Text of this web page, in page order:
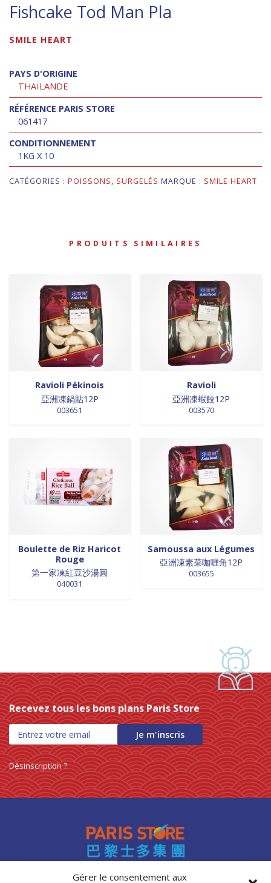
Gérer le consentement aux
Fishcake Tod Man Pla
SMILE HEART
PAYS D'ORIGINE
THAÏLANDE
RÉFÉRENCE PARIS STORE
061417
CONDITIONNEMENT
1KG X 10
CATÉGORIES : POISSONS, SURGELÉS MARQUE : SMILE HEART
PRODUITS SIMILAIRES
Ravioli Pékinois
亞洲凍鍋貼12P
003651
Ravioli
亞洲凍蝦餃12P
003570
Boulette de Riz Haricot
Rouge
第一家凍紅豆沙湯圓
040031
Samoussa aux Légumes
亞洲凍素菜咖喱角12P
003655
Recevez tous les bons plans Paris Store
Je m'inscris
Désinscription ?